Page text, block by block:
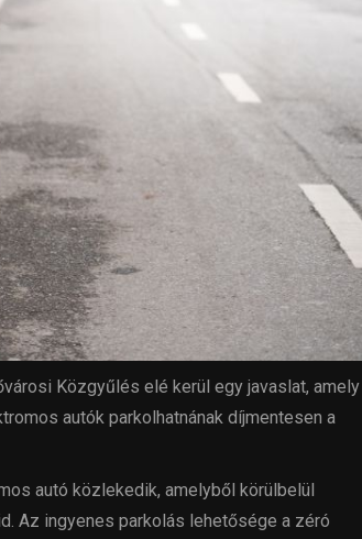
Közgyűlés elé kerül egy javaslat, amely
autók parkolhatnának díjmentesen a
autó közlekedik, amelyből körülbelül
Az ingyenes parkolás lehetősége a zéró